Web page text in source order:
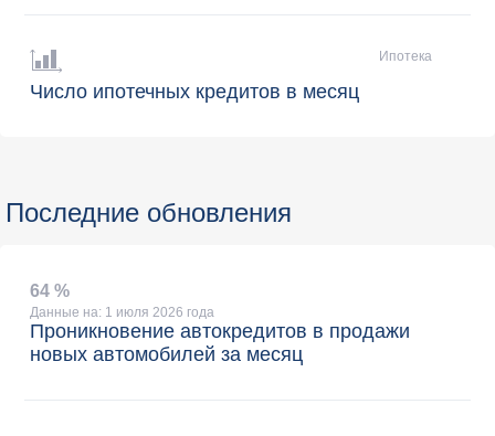
Ипотека
Число ипотечных кредитов в месяц
Последние обновления
64 %
Данные на: 1 июля 2026 года
Проникновение автокредитов в продажи
новых автомобилей за месяц